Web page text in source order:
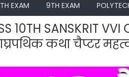
EXAM 9TH EXAM
10TH SANSKRIT
कथा चैप्टर